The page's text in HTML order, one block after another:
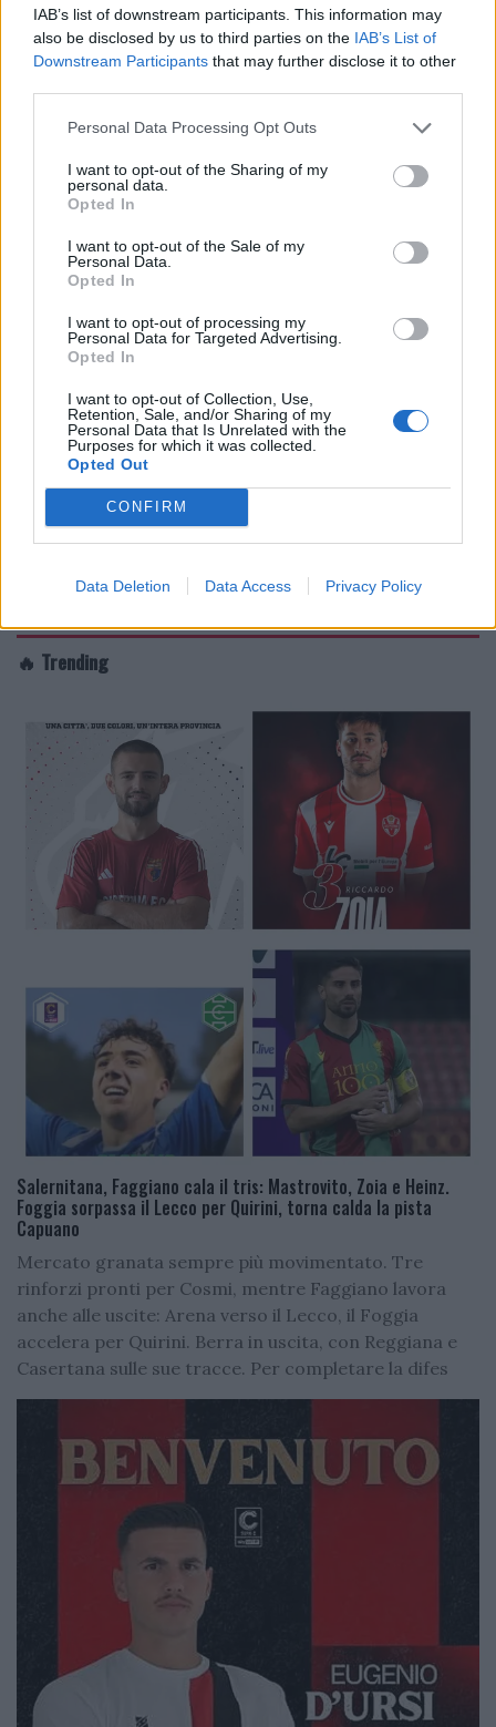
IAB’s list of downstream participants. This information may
also be disclosed by us to third parties on the IAB’s List of
Downstream Participants that may further disclose it to other
Personal Data Processing Opt Outs
I want to opt-out of the Sharing of my
personal data.
Opted In
I want to opt-out of the Sale of my
Personal Data.
Opted In
I want to opt-out of processing my
Personal Data for Targeted Advertising.
Opted In
I want to opt-out of Collection, Use,
Retention, Sale, and/or Sharing of my
Personal Data that Is Unrelated with the
Purposes for which it was collected.
Opted Out
CONFIRM
Data Deletion Data Access Privacy Policy
🔥 Trending
Salernitana, Faggiano cala il tris: Mastrovito, Zoia e Heinz.
Foggia sorpassa il Lecco per Quirini, torna calda la pista
Capuano
Mercato granata sempre più movimentato. Tre
rinforzi pronti per Cosmi, mentre Faggiano lavora
anche alle uscite: Arena verso il Lecco, il Foggia
accelera per Quirini. Berra in uscita, con Reggiana e
Casertana sulle sue tracce. Per completare la difes